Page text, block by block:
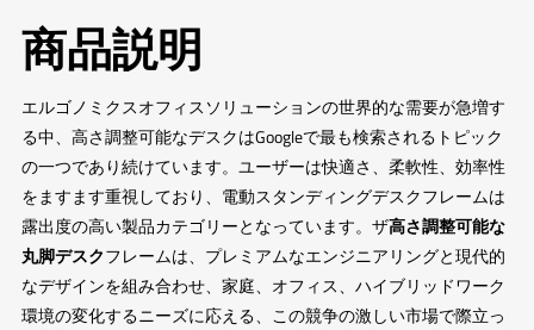
商品説明
エルゴノミクスオフィスソリューションの世界的な需要が急増す
る中、高さ調整可能なデスクはGoogleで最も検索されるトピック
の一つであり続けています。ユーザーは快適さ、柔軟性、効率性
をますます重視しており、電動スタンディングデスクフレームは
露出度の高い製品カテゴリーとなっています。ザ高さ調整可能な
丸脚デスクフレームは、プレミアムなエンジニアリングと現代的
なデザインを組み合わせ、家庭、オフィス、ハイブリッドワーク
環境の変化するニーズに応える、この競争の激しい市場で際立っ